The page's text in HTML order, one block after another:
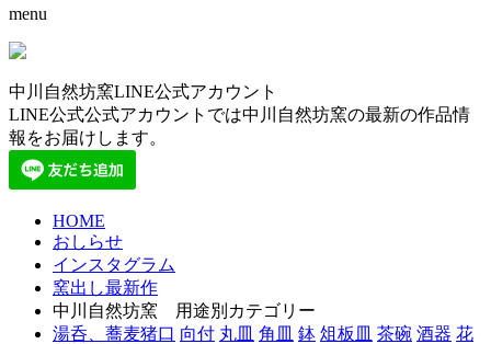
menu
中川自然坊窯LINE公式アカウント
LINE公式公式アカウントでは中川自然坊窯の最新の作品情
報をお届けします。
HOME
おしらせ
インスタグラム
窯出し最新作
中川自然坊窯 用途別カテゴリー
湯呑、蕎麦猪口 向付 丸皿 角皿 鉢 俎板皿 茶碗 酒器 花